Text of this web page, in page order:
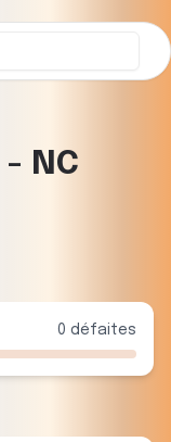
- NC
0 défaites